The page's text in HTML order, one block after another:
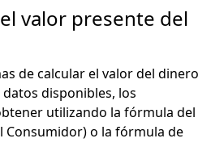
valor presente del
de calcular el valor del dinero
disponibles, los
utilizando la fórmula del
Consumidor) o la fórmula de